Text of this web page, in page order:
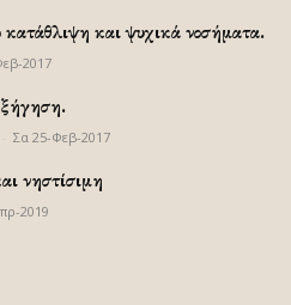
και ψυχικά νοσήματα.
2017
Σα 25-Φεβ-2017
νηστίσιμη
2019